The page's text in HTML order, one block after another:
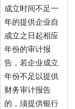
成立时间不足一
年的提供企业自
成立之日起相应
年份的审计报
告，若企业成立
年份不足以提供
财务审计报告
的，须提供银行